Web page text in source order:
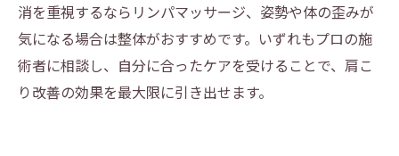
消を重視するならリンパマッサージ、姿勢や体の歪みが
気になる場合は整体がおすすめです。いずれもプロの施
術者に相談し、自分に合ったケアを受けることで、肩こ
り改善の効果を最大限に引き出せます。